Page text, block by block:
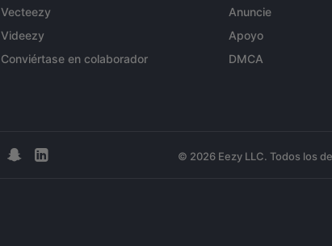
Vecteezy
Videezy
Conviértase en colaborador
Anuncie
Apoyo
DMCA
© 2026 Eezy LLC. Todos los